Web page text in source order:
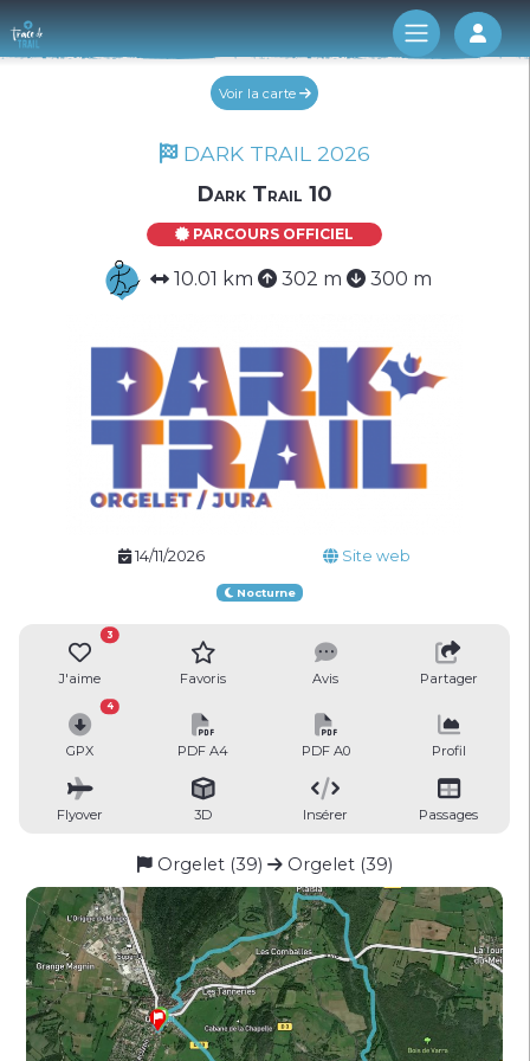
Log
Voir la carte
DARK TRAIL 2026
Dark Trail 10
PARCOURS OFFICIEL
10.01 km 302 m 300 m
14/11/2026 Site web
Nocturne
J'aime
3
Favoris Avis Partager
GPX
4
PDF A4 PDF A0 Profil
Flyover 3D Insérer Passages
Orgelet (39) Orgelet (39)